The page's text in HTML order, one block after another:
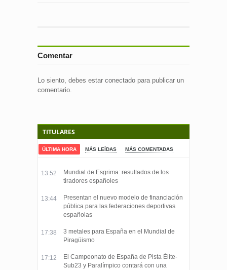
Comentar
Lo siento, debes estar conectado para publicar un
comentario.
TITULARES
ÚLTIMA HORA MÁS LEÍDAS MÁS COMENTADAS
13:52
Mundial de Esgrima: resultados de los
tiradores españoles
13:44
Presentan el nuevo modelo de financiación
pública para las federaciones deportivas
españolas
17:38
3 metales para España en el Mundial de
Piragüismo
17:12
El Campeonato de España de Pista Élite-
Sub23 y Paralímpico contará con una